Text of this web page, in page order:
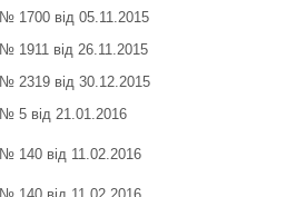
№ 1700 від 05.11.2015
№ 1911 від 26.11.2015
№ 2319 від 30.12.2015
№ 5 від 21.01.2016
№ 140 від 11.02.2016